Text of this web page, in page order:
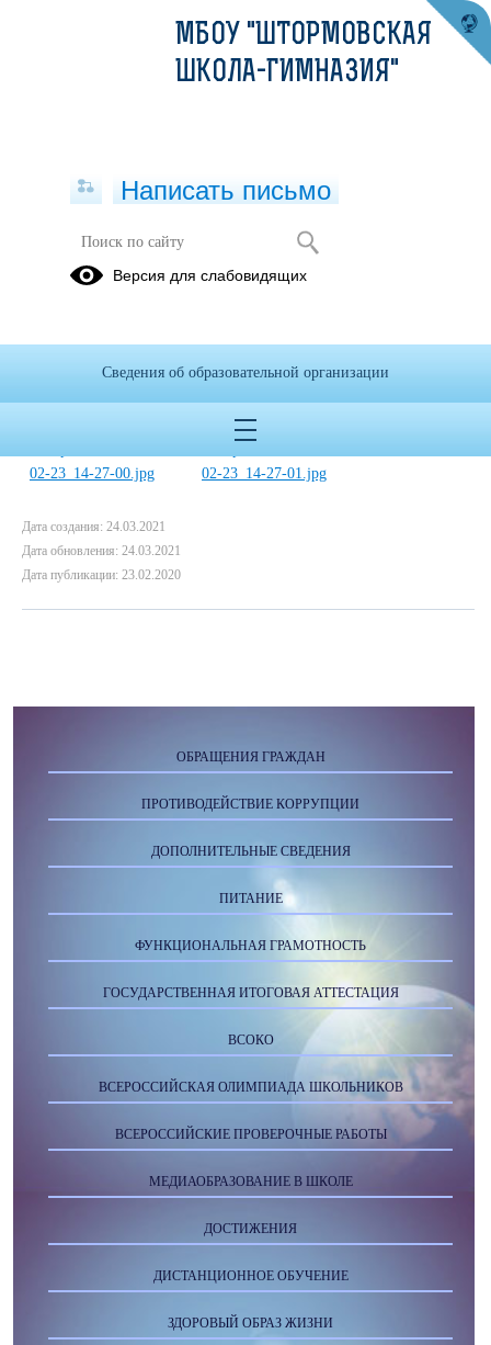
Встреча обучающихся с МЧС.
Беседа о правилах поведения
Дата создания: 24.03.2021
Дата обновления: 24.03.2021
Дата публикации: 23.02.2020
ОБРАЩЕНИЯ ГРАЖДАН
ПРОТИВОДЕЙСТВИЕ КОРРУПЦИИ
ДОПОЛНИТЕЛЬНЫЕ СВЕДЕНИЯ
ПИТАНИЕ
ФУНКЦИОНАЛЬНАЯ ГРАМОТНОСТЬ
ГОСУДАРСТВЕННАЯ ИТОГОВАЯ АТТЕСТАЦИЯ
ВСОКО
ВСЕРОССИЙСКАЯ ОЛИМПИАДА ШКОЛЬНИКОВ
ВСЕРОССИЙСКИЕ ПРОВЕРОЧНЫЕ РАБОТЫ
МЕДИАОБРАЗОВАНИЕ В ШКОЛЕ
ДОСТИЖЕНИЯ
ДИСТАНЦИОННОЕ ОБУЧЕНИЕ
ЗДОРОВЫЙ ОБРАЗ ЖИЗНИ
МБОУ "ШТОРМОВСКАЯ
ШКОЛА-ГИМНАЗИЯ"
Написать письмо
Версия для слабовидящих
Сведения об образовательной организации